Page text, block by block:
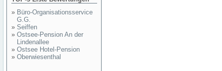
» Büro-Organisationsservice
G.G.
» Seiffen
» Ostsee-Pension An der
Lindenallee
» Ostsee Hotel-Pension
» Oberwiesenthal